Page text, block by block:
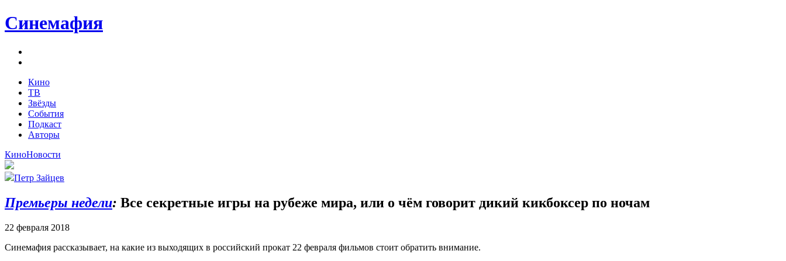
Синемафия
Кино
ТВ
Звёзды
События
Подкаст
Авторы
КиноНовости
Петр Зайцев
Премьеры недели: Все секретные игры на рубеже мира, или о чём говорит дикий кикбоксер по ночам
22 февраля 2018
Синемафия рассказывает, на какие из выходящих в российский прокат 22 февраля фильмов стоит обратить внимание.